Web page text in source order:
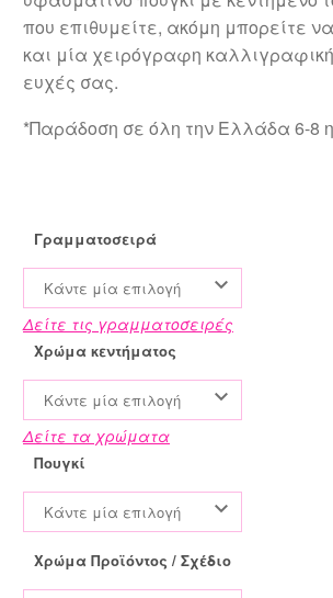
που επιθυμείτε, ακόμη μπορείτε
και μία χειρόγραφη
ευχές σας.
*Παράδοση σε όλη την Ελλάδα 6-8
Γραμματοσειρά
Κάντε μία επιλογή
Δείτε τις γραμματοσειρές
Χρώμα κεντήματος
Κάντε μία επιλογή
Δείτε τα χρώματα
Πουγκί
Κάντε μία επιλογή
Χρώμα Προϊόντος / Σχέδιο